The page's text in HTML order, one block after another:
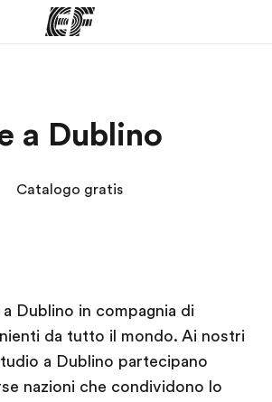
a Dublino
Catalogo gratis
a Dublino in compagnia di
da tutto il mondo. Ai nostri
a Dublino partecipano
nazioni che condividono lo